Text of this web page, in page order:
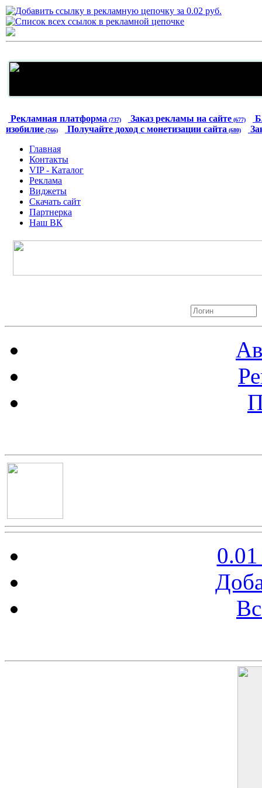
Рекламная платформа (737) Заказ рекламы на сайте (677)
изобилие (766) Получайте доход с монетизации сайта (680)
Главная
Контакты
VIP - Каталог
Реклама
Виджеты
Скачать сайт
Партнерка
Наш ВК